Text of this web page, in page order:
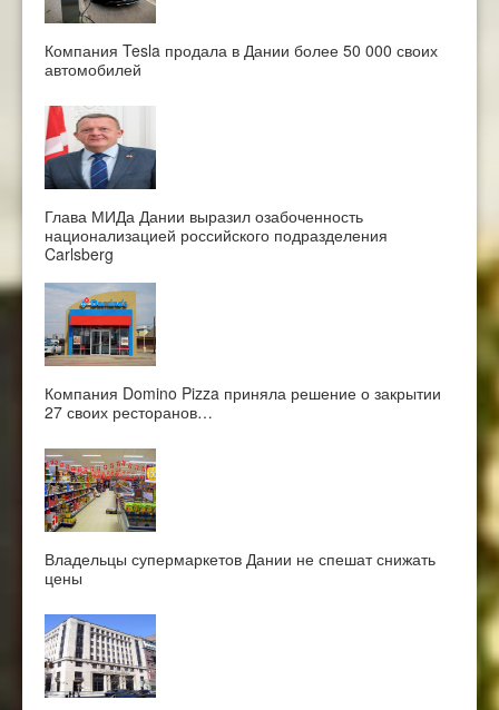
Компания Tesla продала в Дании более 50 000 своих
автомобилей
Глава МИДа Дании выразил озабоченность
национализацией российского подразделения
Carlsberg
Компания Domino Pizza приняла решение о закрытии
27 своих ресторанов…
Владельцы супермаркетов Дании не спешат снижать
цены